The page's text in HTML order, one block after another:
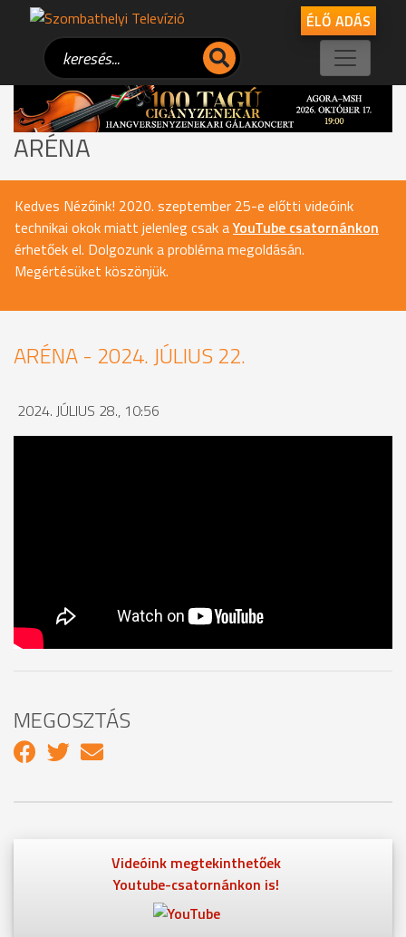
ÉLŐ ADÁS
ARÉNA
Kedves Nézőink! 2020. szeptember 25-e előtti videóink
technikai okok miatt jelenleg csak aYouTube csatornánkon
érhetőek el. Dolgozunk a probléma megoldásán.
Megértésüket köszönjük.
ARÉNA - 2024. JÚLIUS 22.
2024. JÚLIUS 28., 10:56
MEGOSZTÁS
Videóink megtekinthetőek
Youtube-csatornánkon is!